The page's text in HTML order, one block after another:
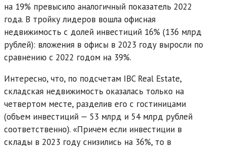
на 19% превысило аналогичный показатель 2022
года. В тройку лидеров вошла офисная
недвижимость с долей инвестиций 16% (136 млрд
рублей): вложения в офисы в 2023 году выросли по
сравнению с 2022 годом на 39%.
Интересно, что, по подсчетам IBC Real Estate,
складская недвижимость оказалась только на
четвертом месте, разделив его с гостиницами
(объем инвестиций — 53 млрд и 54 млрд рублей
соответственно). «Причем если инвестиции в
склады в 2023 году снизились на 36%, то в